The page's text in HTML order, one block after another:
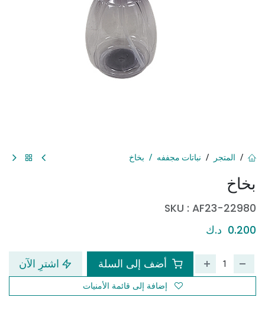
بخاخ
SKU : AF23-22980
0.200 د.ك
أضف إلى السلة اشترِ الآن
إضافة إلى قائمة الأمنيات
المتجر نباتات مجففه بخاخ